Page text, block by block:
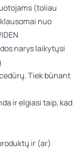
(toliau
nuo
narys laikytųsi
Tiek būnant
ir elgiasi taip, kad
ir (ar)